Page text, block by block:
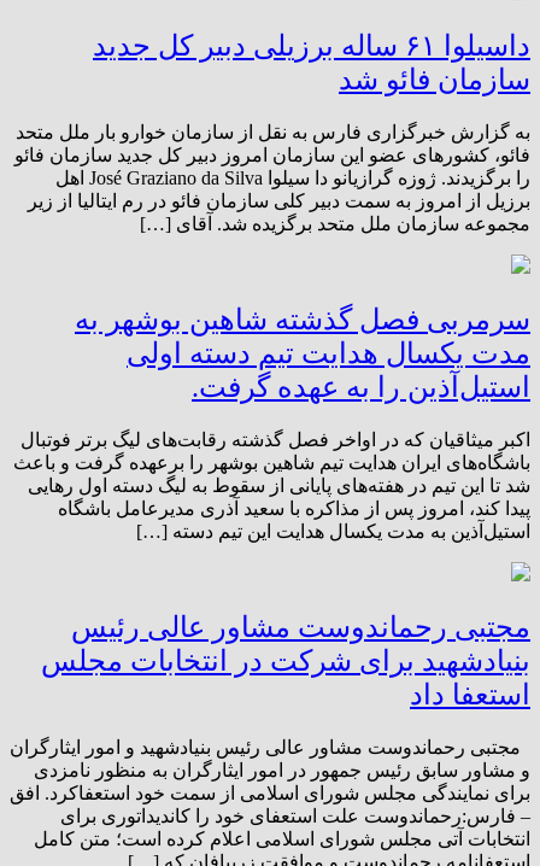
داسیلوا ۶۱ ساله برزیلی دبیر کل جدید
سازمان فائو شد
به گزارش خبرگزاری فارس به نقل از سازمان خوارو بار ملل متحد
فائو، کشورهای عضو این سازمان امروز دبیر کل جدید سازمان فائو
را برگزیدند. ژوزه گرازیانو دا سیلوا José Graziano da Silva اهل
برزیل از امروز به سمت دبیر کلی سازمان فائو در رم ایتالیا از زیر
مجموعه سازمان ملل متحد برگزیده شد. آقای […]
سرمربی فصل گذشته شاهین بوشهر به
مدت یکسال هدایت تیم دسته‌ اولی
استیل‌آذین را به عهده گرفت.
اکبر میثاقیان که در اواخر فصل گذشته‌ رقابت‌های لیگ برتر فوتبال
باشگاه‌های ایران هدایت تیم شاهین بوشهر را برعهده گرفت و باعث
شد تا این تیم در هفته‌های پایانی از سقوط به لیگ دسته اول رهایی
پیدا کند، امروز پس از مذاکره با سعید آذری مدیرعامل باشگاه
استیل‌آذین به مدت یکسال هدایت این تیم دسته […]
مجتبی رحماندوست مشاور عالی رئیس
بنیادشهید برای شرکت در انتخابات مجلس
استعفا داد
مجتبی رحماندوست مشاور عالی رئیس بنیادشهید و امور ایثارگران
و مشاور سابق رئیس جمهور در امور ایثارگران به منظور نامزدی
برای نمایندگی مجلس شورای اسلامی از سمت خود استعفاکرد. افق
– فارس:رحماندوست علت استعفای خود را کاندیداتوری برای
انتخابات آتی مجلس شورای اسلامی اعلام کرده است؛‌ متن کامل
استعفانامه رحماندوست و موافقت زریبافان که […]